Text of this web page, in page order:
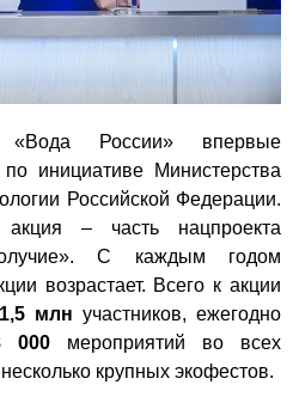
«Вода России» впервые
инициативе Министерства
Российской Федерации.
– часть нацпроекта
С каждым годом
возрастает. Всего к акции
млн участников, ежегодно
000 мероприятий во всех
крупных экофестов.